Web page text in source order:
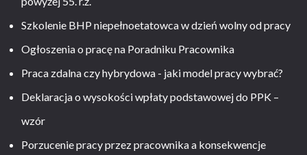
Szkolenie BHP niepełnoetatowca w dzień wolny od pracy
Ogłoszenia o pracę na Poradniku Pracownika
Praca zdalna czy hybrydowa - jaki model pracy wybrać?
Deklaracja o wysokości wpłaty podstawowej do PPK –
wzór
Porzucenie pracy przez pracownika a konsekwencje